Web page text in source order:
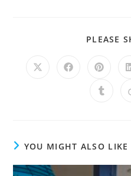
PLEASE
YOU MIGHT ALSO LIKE